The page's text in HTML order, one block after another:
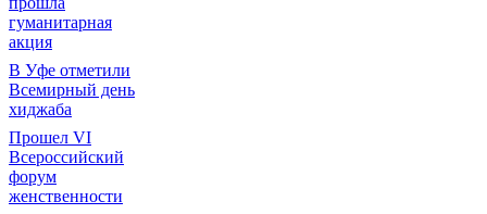
гуманитарная
акция
В Уфе отметили
Всемирный день
хиджаба
Прошел VI
Всероссийский
форум
женственности